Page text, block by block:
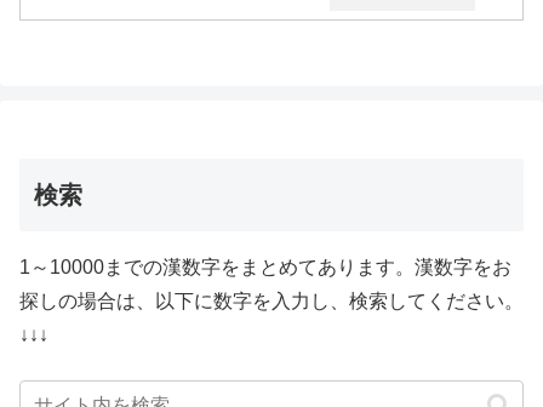
検索
1～10000までの漢数字をまとめてあります。漢数字をお
探しの場合は、以下に数字を入力し、検索してください。
↓↓↓